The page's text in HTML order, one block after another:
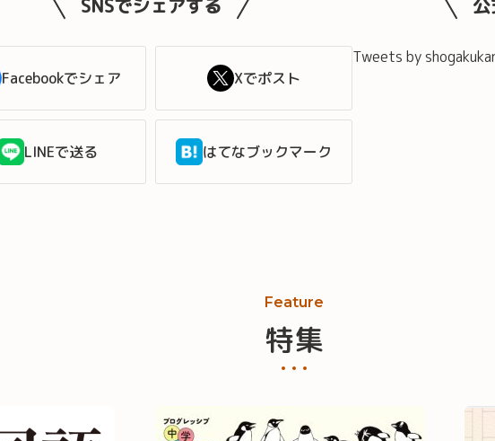
SNSでシェアする
Facebookでシェア Xでポスト
LINEで送る はてなブックマーク
Tweets by
Feature
特集